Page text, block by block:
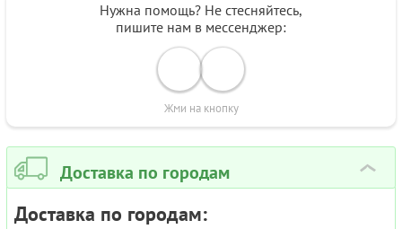
Нужна помощь? Не стесняйтесь,
пишите нам в мессенджер:
Жми на кнопку
Доставка по городам ›
Доставка по городам: